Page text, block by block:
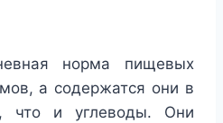
норма пищевых
а содержатся они в
что и углеводы. Они